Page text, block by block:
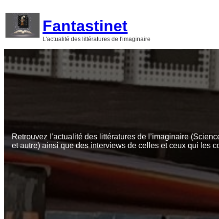
contenu
Fantastinet
L'actualité des littératures de l'imaginaire
Retrouvez l’actualité des littératures de l’imaginaire
et autre) ainsi que des interviews de celles et ceux qui les